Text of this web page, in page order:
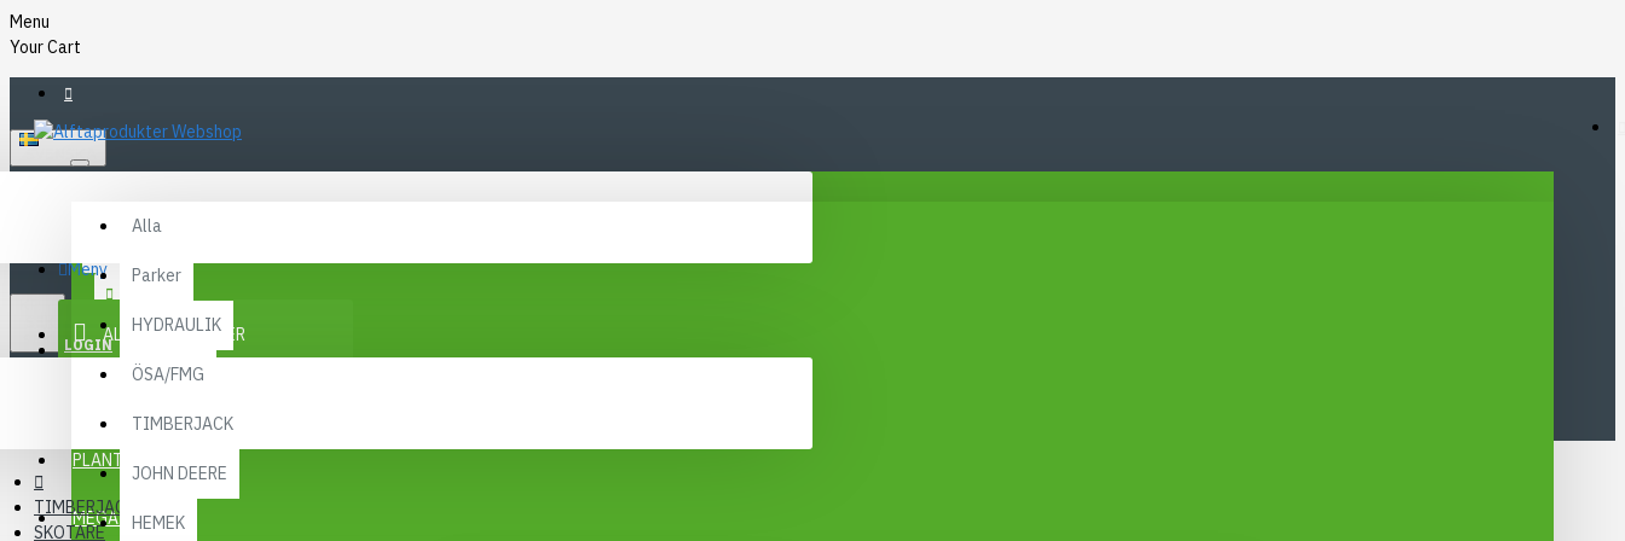
Menu
Your Cart
SEK
Alla
Parker
HYDRAULIK
ÖSA/FMG
TIMBERJACK
JOHN DEERE
HEMEK
KONTAKT
Meny
ALLA KATEGORIER
PLANTMA X
MEGA MENY
LOGIN
REGISTER
TIMBERJACK
SKOTARE